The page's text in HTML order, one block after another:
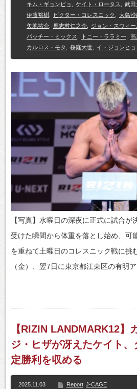
キム・ギョンピョ
ケイト・ロータス 武田
伊藤裕樹
ビクター・コレスニック 大島沙
矢地祐介
鹿志村仁之介 ジョン・スウィー
パッチー・ミックス
トニー・ララミー 高
カルロス・モタ
桜庭大世 イ・ジョンヒョ
【写真】水曜日の深夜に正式に試合
受けた瞬間から体重を落とし始め、可
を重ねて土曜日のコレスニック戦に挑
（金）、翌7日に東京都江東区の有明
【RIZIN LANDMARK12】
ジ・ヒザが冴えたケイト、
定勝利を収める
2025.11.03 Report J-CAGE